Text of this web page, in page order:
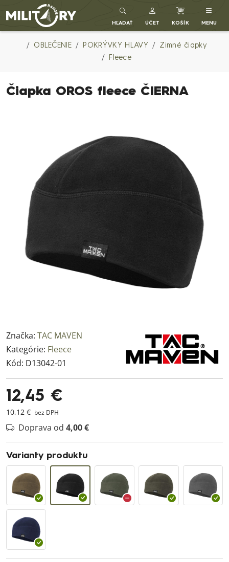
Army shop MILITARY RANGE SK
HĽADAŤ ÚČET KOŠÍK MENU
OBLEČENIE POKRÝVKY HLAVY
Zimné čiapky
Fleece
Čiapka OROS fleece ČIERNA
Značka: TAC MAVEN
Kategórie: Fleece
Kód: D13042-01
12,45 €
10,12 € bez DPH
Doprava od 4,00 €
Varianty produktu